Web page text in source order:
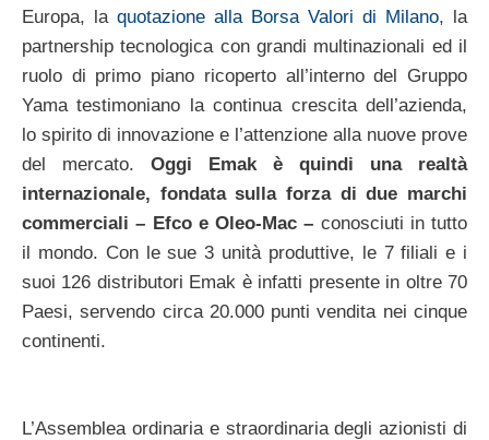
Europa, la quotazione alla Borsa Valori di Milano, la
partnership tecnologica con grandi multinazionali ed il
ruolo di primo piano ricoperto all’interno del Gruppo
Yama testimoniano la continua crescita dell’azienda,
lo spirito di innovazione e l’attenzione alla nuove prove
del mercato. Oggi Emak è quindi una realtà
internazionale, fondata sulla forza di due marchi
commerciali – Efco e Oleo-Mac – conosciuti in tutto
il mondo. Con le sue 3 unità produttive, le 7 filiali e i
suoi 126 distributori Emak è infatti presente in oltre 70
Paesi, servendo circa 20.000 punti vendita nei cinque
continenti.
L’Assemblea ordinaria e straordinaria degli azionisti di